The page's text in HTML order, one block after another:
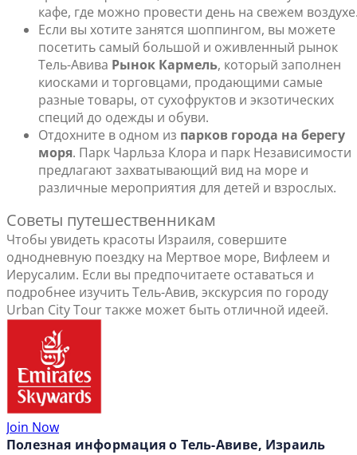
кафе, где можно провести день на свежем
Если вы хотите занятся шоппингом, вы можете
посетить самый большой и оживленный рынок
Тель-Авива Рынок Кармель, который заполнен
киосками и торговцами, продающими самые
разные товары, от сухофруктов и экзотических
специй до одежды и обуви.
Отдохните в одном из парков города на берегу
моря. Парк Чарльза Клора и парк Независимости
предлагают захватывающий вид на море и
различные мероприятия для детей и взрослых.
Советы путешественникам
Чтобы увидеть красоты Израиля, совершите
однодневную поездку на Мертвое море, Вифлеем и
Иерусалим. Если вы предпочитаете оставаться и
подробнее изучить Тель-Авив, экскурсия по городу
Urban City Tour также может быть отличной идеей.
Join Now
Полезная информация о Тель-Авиве, Израиль